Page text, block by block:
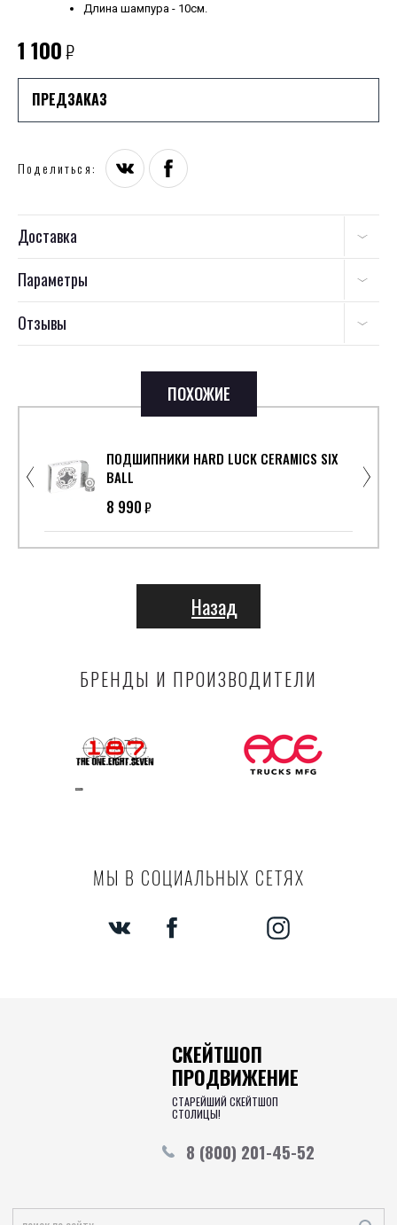
Длина шампура - 10см.
1 100₽
ПРЕДЗАКАЗ
Поделиться:
Доставка
Параметры
Отзывы
ПОХОЖИЕ
ПОДШИПНИКИ HARD LUCK CERAMICS SIX
BALL
8 990₽
Назад
БРЕНДЫ И ПРОИЗВОДИТЕЛИ
МЫ В СОЦИАЛЬНЫХ СЕТЯХ
СКЕЙТШОП
ПРОДВИЖЕНИЕ
СТАРЕЙШИЙ СКЕЙТШОП
СТОЛИЦЫ!
8 (800) 201-45-52